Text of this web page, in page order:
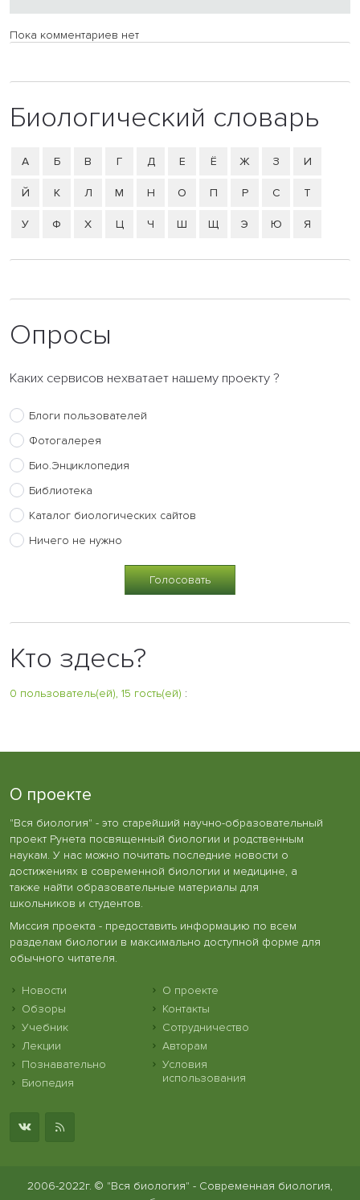
Пока комментариев нет
Биологический словарь
А Б В Г Д Е Ё Ж З И
Й К Л М Н О П Р С Т
У Ф Х Ц Ч Ш Щ Э Ю Я
Опросы
Каких сервисов нехватает нашему проекту ?
Блоги пользователей
Фотогалерея
Био.Энциклопедия
Библиотека
Каталог биологических сайтов
Ничего не нужно
Кто здесь?
0 пользователь(ей), 15 гость(ей) :
О проекте
"Вся биология" - это старейший научно-образовательный
проект Рунета посвященный биологии и родственным
наукам. У нас можно почитать последние новости о
достижениях в современной биологии и медицине, а
также найти образовательные материалы для
школьников и студентов.
Миссия проекта - предоставить информацию по всем
разделам биологии в максимально доступной форме для
обычного читателя.
Новости
Обзоры
Учебник
Лекции
Познавательно
Биопедия
О проекте
Контакты
Сотрудничество
Авторам
Условия
использования
2006-2022г. © "Вся биология" - Современная биология,